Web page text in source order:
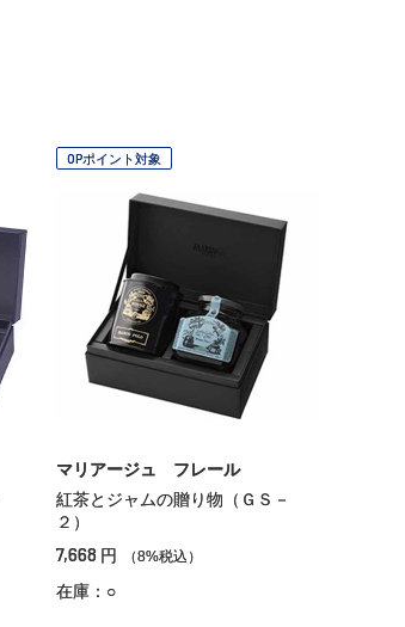
OPポイント対象
マリアージュ フレール
紅茶とジャムの贈り物（ＧＳ－
２）
7,668 円 （8%税込）
在庫：○